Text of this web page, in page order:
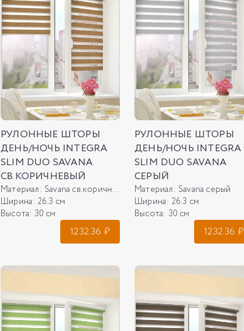
РУЛОННЫЕ ШТОРЫ
ДЕНЬ/НОЧЬ INTEGRA
SLIM DUO SAVANA
СВ.КОРИЧНЕВЫЙ
Материал: Savana св.коричневый
Ширина: 26.3 см
Высота: 30 см
1232.36 ₽
РУЛОННЫЕ ШТОРЫ
ДЕНЬ/НОЧЬ INTEGRA
SLIM DUO SAVANA
СЕРЫЙ
Материал: Savana серый
Ширина: 26.3 см
Высота: 30 см
1232.36 ₽